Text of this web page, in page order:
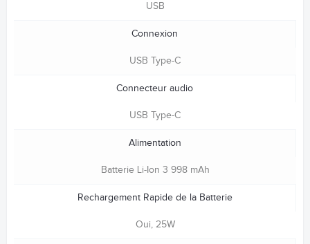
USB
Connexion
USB Type-C
Connecteur audio
USB Type-C
Alimentation
Batterie Li-Ion 3 998 mAh
Rechargement Rapide de la Batterie
Oui, 25W